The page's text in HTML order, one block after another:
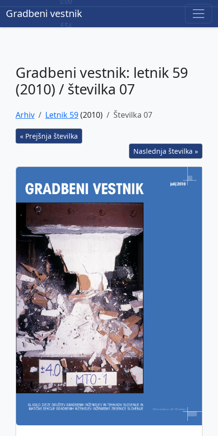
Gradbeni vestnik
Gradbeni vestnik
ISSN: 0017-2774
e-ISSN: 2536-4332
COBISS.SI-ID: 859140
UDK: 05:625
Gradbeni vestnik: letnik 59
(2010) / številka 07
Arhiv Letnik 59(2010) Številka 07
« Prejšnja številka
Naslednja številka »